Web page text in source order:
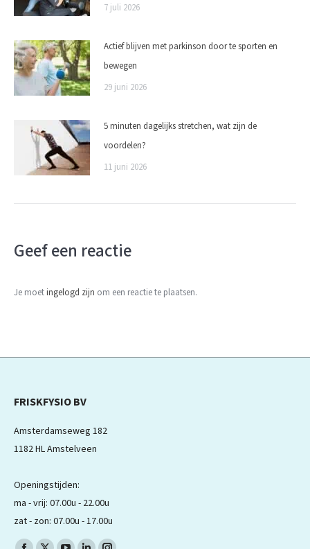
7 juli 2026
Actief blijven met parkinson door te sporten en
bewegen
29 juni 2026
5 minuten dagelijks stretchen, wat zijn de
voordelen?
11 juni 2026
Geef een reactie
Je moetingelogd zijn om een reactie te plaatsen.
FRISKFYSIO BV
Amsterdamseweg 182
1182 HL Amstelveen
Openingstijden:
ma - vrij: 07.00u - 22.00u
zat - zon: 07.00u - 17.00u
Volg ons op: